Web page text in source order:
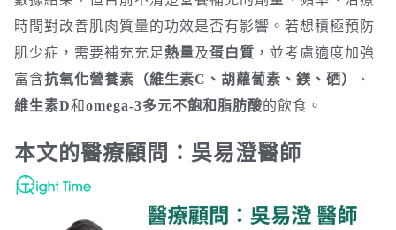
時間對改善肌肉質量的功效是否有影響。若想積極預防
肌少症，需要補充充足熱量及蛋白質 ，並考慮適度加強
富含抗氧化營養素（維生素C、胡蘿蔔素、鎂、硒）
、
維生素D和omega-3多元不飽和脂肪酸的飲食。
本文的醫療顧問：吳易澄醫師